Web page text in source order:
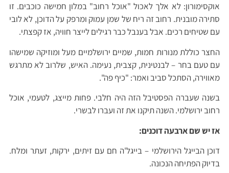
אוקסימורון: לא אלך לאכול "אוכל רחוב" במלון חמישה כוכבים. זו
סתירה מובנית. רחוב זה ריח של שמן עמוק ומרפק על הדוכן, לא לובי
עם שטיחים רכים. אבל בענבל כבר רגילים לייצר חוויה, אז קפצתי.
החצר כוללת מנורות חמות, שמיים ירושלמיים מעל ומוזיקה שמישהו
עם טעם בחר – לבנטינית, קצבית, נעימה. האיש, שלרוב לא מתרגש
מאווירה, הסתכל סביב ואמר: "כיף פה".
בשנה שעברה הפסטיבל הזה היה חלבי. פחות מייצג, לטעמי, אוכל
רחוב ירושלמי. השנה תיקנו את זה ועברו לבשרי.
אז יש שם ארבעה דוכנים:
דוכן הבייגל הירושלמי – בייגל'ה חם עם זיתים, ירקות, זעתר ומלח.
בדיוק הפתיחה הנכונה.